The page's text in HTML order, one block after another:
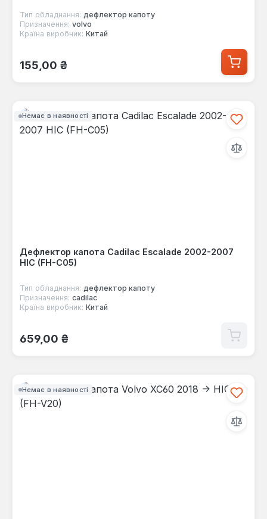
Тип обладнання: дефлектор капоту
Призначення: volvo
Країна виробник: Китай
Звичайна ціна:
155,00 ₴
Немає в наявності
Дефлектор капота Cadilac Escalade 2002-2007
HIC (FH-C05)
Тип обладнання: дефлектор капоту
Призначення: cadilac
Країна виробник: Китай
Звичайна ціна:
659,00 ₴
Немає в наявності